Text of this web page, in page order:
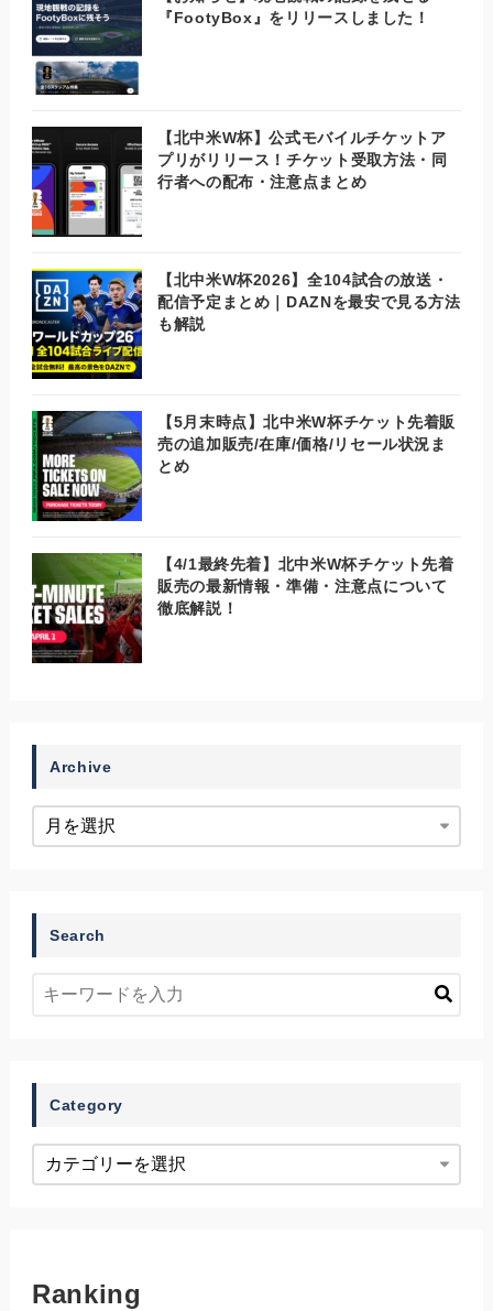
『FootyBox』をリリースしました！
【北中米W杯】公式モバイルチケットア
プリがリリース！チケット受取方法・同
行者への配布・注意点まとめ
【北中米W杯2026】全104試合の放送・
配信予定まとめ｜DAZNを最安で見る方法
も解説
【5月末時点】北中米W杯チケット先着販
売の追加販売/在庫/価格/リセール状況ま
とめ
【4/1最終先着】北中米W杯チケット先着
販売の最新情報・準備・注意点について
徹底解説！
Archive
Search
Category
Ranking